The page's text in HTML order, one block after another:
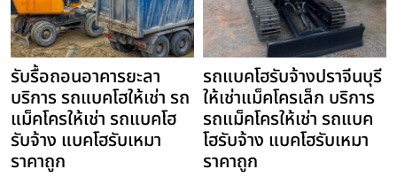
รับรื้อถอนอาคารยะลา
บริการ รถแบคโฮให้เช่า รถ
แม็คโครให้เช่า รถแบคโฮ
รับจ้าง แบคโฮรับเหมา
ราคาถูก
รถแบคโฮรับจ้างปราจีนบุรี
ให้เช่าแม็คโครเล็ก บริการ
รถแม็คโครให้เช่า รถแบค
โฮรับจ้าง แบคโฮรับเหมา
ราคาถูก